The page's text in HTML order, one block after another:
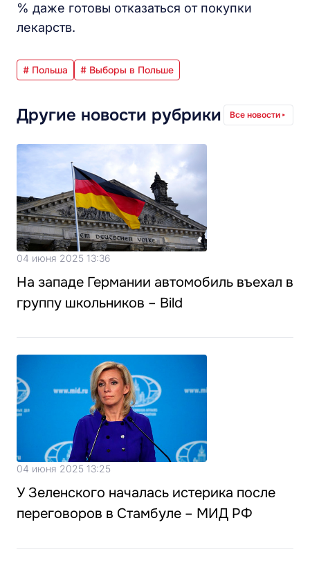
% даже готовы отказаться от покупки
лекарств.
# Польша # Выборы в Польше
Другие новости рубрики Все новости
04 июня 2025 13:36
На западе Германии автомобиль въехал в
группу школьников – Bild
04 июня 2025 13:25
У Зеленского началась истерика после
переговоров в Стамбуле – МИД РФ